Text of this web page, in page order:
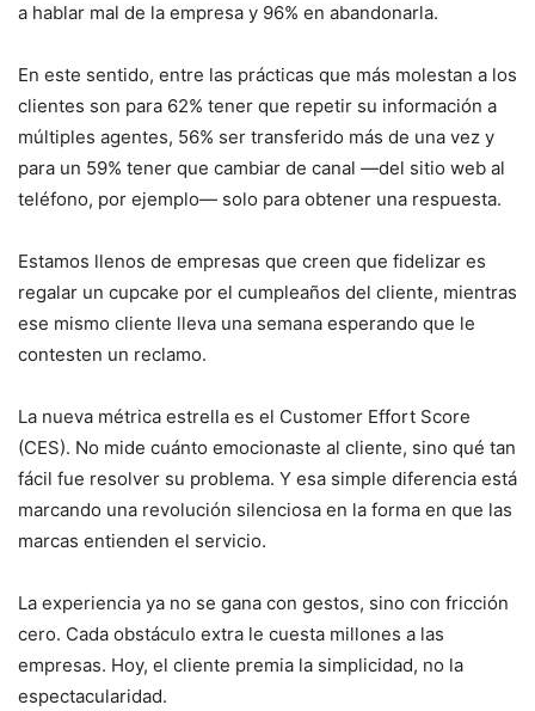
a hablar mal de la empresa y 96% en abandonarla.
En este sentido, entre las prácticas que más molestan a los
clientes son para 62% tener que repetir su información a
múltiples agentes, 56% ser transferido más de una vez y
para un 59% tener que cambiar de canal —del sitio web al
teléfono, por ejemplo— solo para obtener una respuesta.
Estamos llenos de empresas que creen que fidelizar es
regalar un cupcake por el cumpleaños del cliente, mientras
ese mismo cliente lleva una semana esperando que le
contesten un reclamo.
La nueva métrica estrella es el Customer Effort Score
(CES). No mide cuánto emocionaste al cliente, sino qué tan
fácil fue resolver su problema. Y esa simple diferencia está
marcando una revolución silenciosa en la forma en que las
marcas entienden el servicio.
La experiencia ya no se gana con gestos, sino con fricción
cero. Cada obstáculo extra le cuesta millones a las
empresas. Hoy, el cliente premia la simplicidad, no la
espectacularidad.